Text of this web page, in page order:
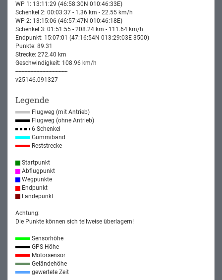
WP 1: 13:11:29 (46:58:30N 010:46:33E)
Schenkel 2: 00:03:37 - 1.36 km - 22.55 km/h
WP 2: 13:15:06 (46:57:47N 010:46:18E)
Schenkel 3: 01:51:55 - 208.24 km - 111.64 km/h
Endpunkt: 15:07:01 (47:16:54N 013:29:03E 3500)
Punkte: 89.31
Strecke: 272.40 km
Geschwindigkeit: 108.96 km/h
-----------------------------------
v25146.091327
Legende
Flugweg (mit Antrieb)
Flugweg (ohne Antrieb)
6 Schenkel
Gummiband
Reststrecke
Startpunkt
Abflugpunkt
Wegpunkte
Endpunkt
Landepunkt
Achtung:
Die Punkte können sich teilweise überlagern!
Sensorhöhe
GPS-Höhe
Motorsensor
Geländehöhe
gewertete Zeit